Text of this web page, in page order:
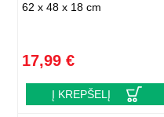
62 x 48 x 18 cm
17,99 €
Į KREPŠELĮ